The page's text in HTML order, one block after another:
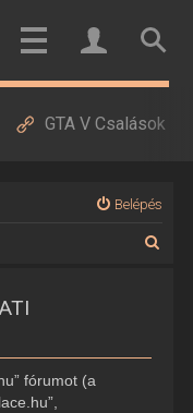
GTA V Csalások
Belépés
fórumot (a